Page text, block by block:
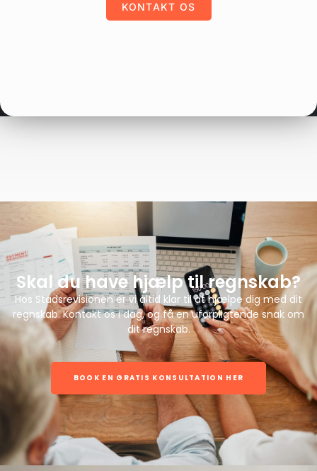
KONTAKT OS
Skal du have hjælp til regnskab?
Hos Stadsrevisionen er vi altid klar til at hjælpe dig med dit
regnskab. Kontakt os i dag, og få en uforpligtende snak om
dit regnskab.
BOOK EN GRATIS KONSULTATION HER